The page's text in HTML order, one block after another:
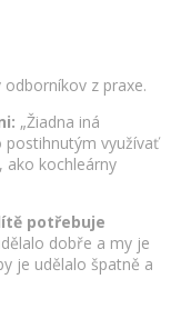
z praxe.
„Žiadna iná
využívať
ako kochleárny
potřebuje
dobře a my je
je udělalo špatně a